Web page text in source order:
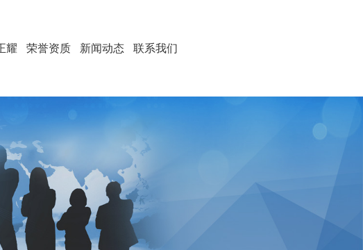
耀 荣誉资质 新闻动态 联系我们